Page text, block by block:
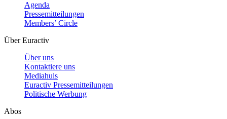
Agenda
Pressemitteilungen
Members’ Circle
Über Euractiv
Über uns
Kontaktiere uns
Mediahuis
Euractiv Pressemitteilungen
Politische Werbung
Abos